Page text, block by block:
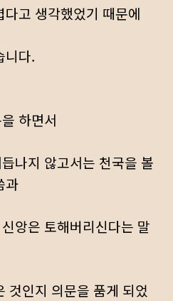
고 생각했었기 때문에
니다.
하면서
나지 않고서는 천국을 볼
과
앙은 토해버리신다는 말
것인지 의문을 품게 되었